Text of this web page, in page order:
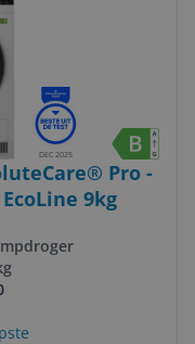
DEC 2025
Pro -
9kg